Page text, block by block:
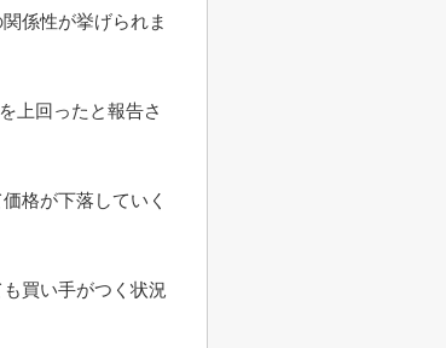
係性が挙げられま
上回ったと報告さ
格が下落していく
買い手がつく状況